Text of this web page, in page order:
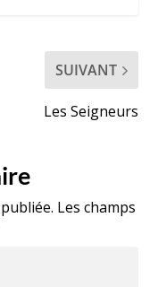
SUIVANT
Les Seigneurs
Les champs